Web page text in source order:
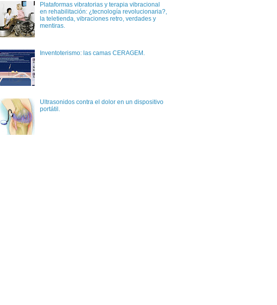
Plataformas vibratorias y terapia vibracional
en rehabilitación: ¿tecnología revolucionaria?,
la teletienda, vibraciones retro, verdades y
mentiras.
Inventoterismo: las camas CERAGEM.
Ultrasonidos contra el dolor en un dispositivo
portátil.